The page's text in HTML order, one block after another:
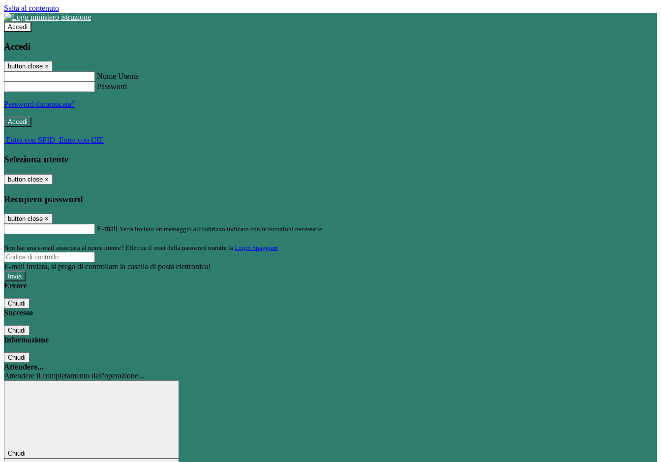
Salta al contenuto
Accedi
Accedi
button close ×
Nome Utente
Password
Password dimenticata?
-
Entra con SPID Entra con CIE
Seleziona utente
button close ×
Recupero password
button close ×
E-mail Verrà inviato un messaggio all'indirizzo indicato con le istruzioni necessarie.
Non hai una e-mail associata al nome utente? Effettua il reset della password tramite la Login Spaggiari
E-mail inviata, si prega di controllare la casella di posta elettronica!
Errore
Chiudi
Successo
Chiudi
Informazione
Chiudi
Attendere...
Attendere il completamento dell'operazione...
Chiudi